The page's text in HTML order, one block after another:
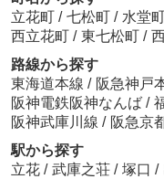
立花町 / 七松町 / 水堂
西立花町 / 東七松町 /
路線から探す
東海道本線 / 阪急神戸
阪神電鉄阪神なんば /
阪神武庫川線 / 阪急京
駅から探す
立花 / 武庫之荘 / 塚口 /